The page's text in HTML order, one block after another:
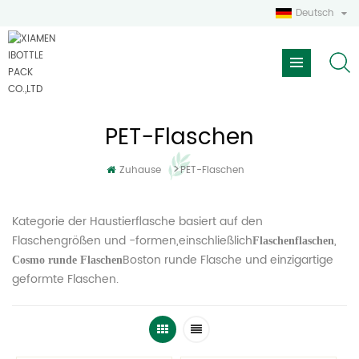
Deutsch
PET-Flaschen
Zuhause >PET-Flaschen
Kategorie der Haustierflasche basiert auf den
Flaschengrößen und -formen,einschließlichFlaschenflaschen,
Cosmo runde FlaschenBoston runde Flasche und einzigartige
geformte Flaschen.